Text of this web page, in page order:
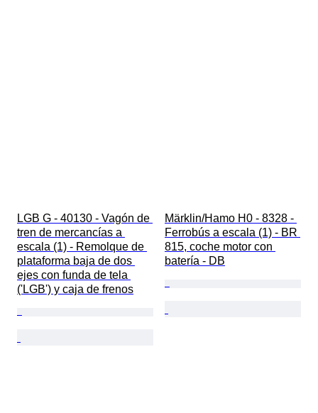
LGB G - 40130 - Vagón de
tren de mercancías a
escala (1) - Remolque de
plataforma baja de dos
ejes con funda de tela
('LGB') y caja de frenos
Märklin/Hamo H0 - 8328 -
Ferrobús a escala (1) - BR
815, coche motor con
batería - DB